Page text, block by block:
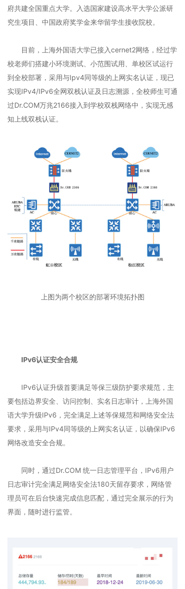
府共建全国重点大学。入选国家建设高水平大学公派研
究生项目、中国政府奖学金来华留学生接收院校。
目前，上海外国语大学已接入cernet2网络，经过学
校老师们搭建小环境测试、小范围试用、单校区试运行
到全校部署，采用与Ipv4同等级的上网实名认证，现已
实现IPv4/IPv6全网双栈认证及日志溯源，全校师生可通
过Dr.COM万兆2166接入到学校双栈网络中，实现无感
知上线双栈认证。
上图为两个校区的部署环境拓扑图
IPv6认证安全合规
IPv6认证升级首要满足等保三级防护要求规范，主
要包括边界安全、访问控制、实名日志审计，上海外国
语大学升级IPv6，完全满足上述等保规范和网络安全法
要求，采用与IPv4同等级的上网实名认证，以确保IPv6
网络改造安全合规。
同时，通过Dr.COM 统一日志管理平台，IPv6用户
日志审计完全满足网络安全法180天留存要求，网络管
理员可在后台快速完成信息匹配，通过完全展示的行为
界面，随时进行监管。